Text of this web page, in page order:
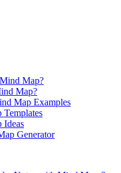
Map?
Map?
Map Examples
Ideas
Generator